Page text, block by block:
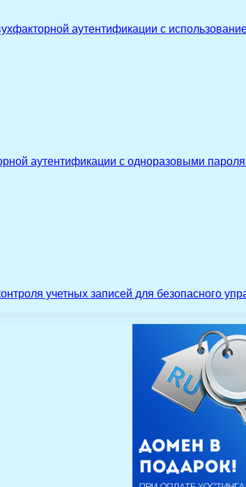
аутентификации с
аутентификации с одноразовыми
учетных записей для безопасного